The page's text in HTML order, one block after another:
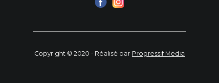
Copyright © 2020 - Réalisé par Progressif Media